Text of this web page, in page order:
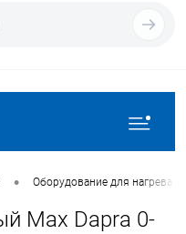
• Оборудование для нагрева
Max Dapra 0-